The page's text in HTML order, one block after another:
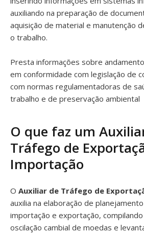
auxiliando na preparação de
aquisição de material e manutenção
o trabalho.
Presta informações sobre
em conformidade com legislação de
com normas regulamentadoras de
trabalho e de preservação ambiental
O que faz um
Tráfego de
Importação
O Auxiliar de Tráfego de
auxilia na elaboração de
importação e exportação,
oscilação cambial de moedas e